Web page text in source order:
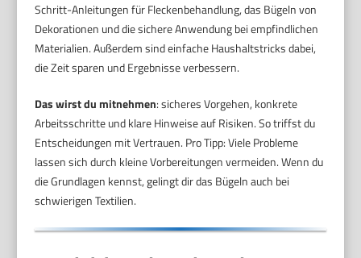
Schritt-Anleitungen für Fleckenbehandlung, das Bügeln von
Dekorationen und die sichere Anwendung bei empfindlichen
Materialien. Außerdem sind einfache Haushaltstricks dabei,
die Zeit sparen und Ergebnisse verbessern.
Das wirst du mitnehmen: sicheres Vorgehen, konkrete
Arbeitsschritte und klare Hinweise auf Risiken. So triffst du
Entscheidungen mit Vertrauen. Pro Tipp: Viele Probleme
lassen sich durch kleine Vorbereitungen vermeiden. Wenn du
die Grundlagen kennst, gelingt dir das Bügeln auch bei
schwierigen Textilien.